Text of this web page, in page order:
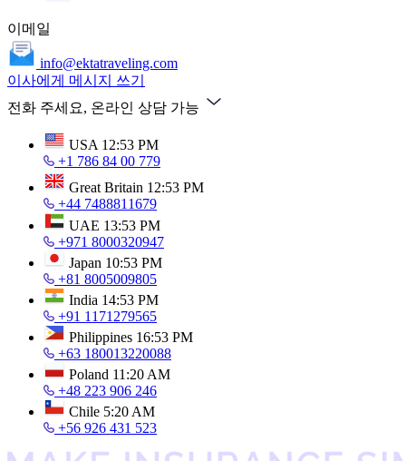
이메일
info@ektatraveling.com
이사에게 메시지 쓰기
전화 주세요, 온라인 상담 가능
USA 12:53 PM
+1 786 84 00 779
Great Britain 12:53 PM
+44 7488811679
UAE 13:53 PM
+971 8000320947
Japan 10:53 PM
+81 8005009805
India 14:53 PM
+91 1171279565
Philippines 16:53 PM
+63 180013220088
Poland 11:20 AM
+48 223 906 246
Chile 5:20 AM
+56 926 431 523